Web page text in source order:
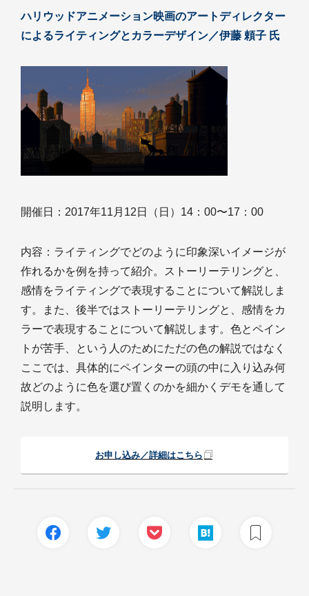
ハリウッドアニメーション映画のアートディレクター
によるライティングとカラーデザイン／伊藤 頼子 氏
開催日：2017年11月12日（日）14：00〜17：00
内容：ライティングでどのように印象深いイメージが
作れるかを例を持って紹介。ストーリーテリングと、
感情をライティングで表現することについて解説しま
す。また、後半ではストーリーテリングと、感情をカ
ラーで表現することについて解説します。色とペイン
トが苦手、という人のためにただの色の解説ではなく
ここでは、具体的にペインターの頭の中に入り込み何
故どのように色を選び置くのかを細かくデモを通して
説明します。
お申し込み／詳細はこちら